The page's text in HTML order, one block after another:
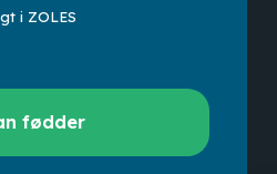
i ZOLES
fødder
fødder